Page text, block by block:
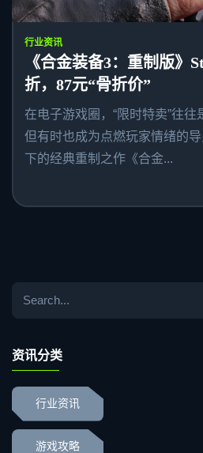
行业资讯
《合金装备3：重制版》
折，87元“骨折价”
在电子游戏圈，“限时特卖”往往
但有时也成为点燃玩家情绪的
下的经典重制之作《合金...
资讯分类
行业资讯
游戏攻略